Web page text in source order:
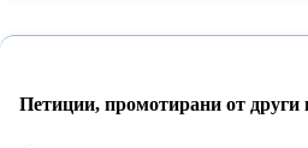
Петиции, промотирани от други